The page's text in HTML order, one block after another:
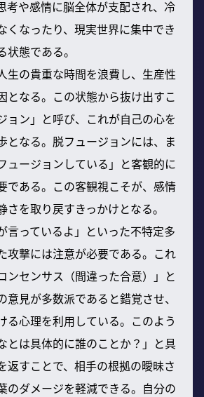
考や感情に脳全体が支配され、冷
くなったり、現実世界に集中でき
態である。
生の貴重な時間を浪費し、生産性
となる。この状態から抜け出すこ
ョン」と呼び、これが自己の心を
となる。脱フュージョンには、ま
ュージョンしている」と客観的に
である。この客観視こそが、感情
さを取り戻すきっかけとなる。
言っているよ」といった不特定多
攻撃には注意が必要である。これ
ンセンサス（間違った合意）」と
意見が多数派であると錯覚させ、
る心理を利用している。このよう
とは具体的に誰のことか？」と具
返すことで、相手の根拠の曖昧さ
のダメージを軽減できる。自分の